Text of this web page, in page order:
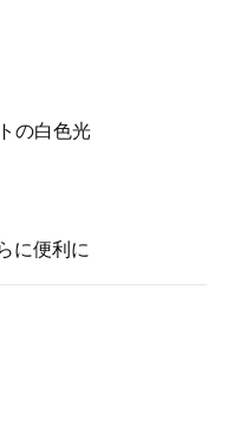
の白色光
に便利に